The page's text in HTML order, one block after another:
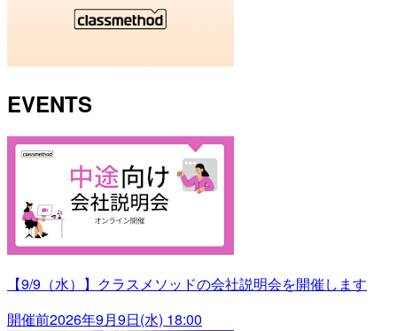
EVENTS
【9/9（水）】クラスメソッドの会社説明会を開催します
開催前2026年9月9日(水) 18:00